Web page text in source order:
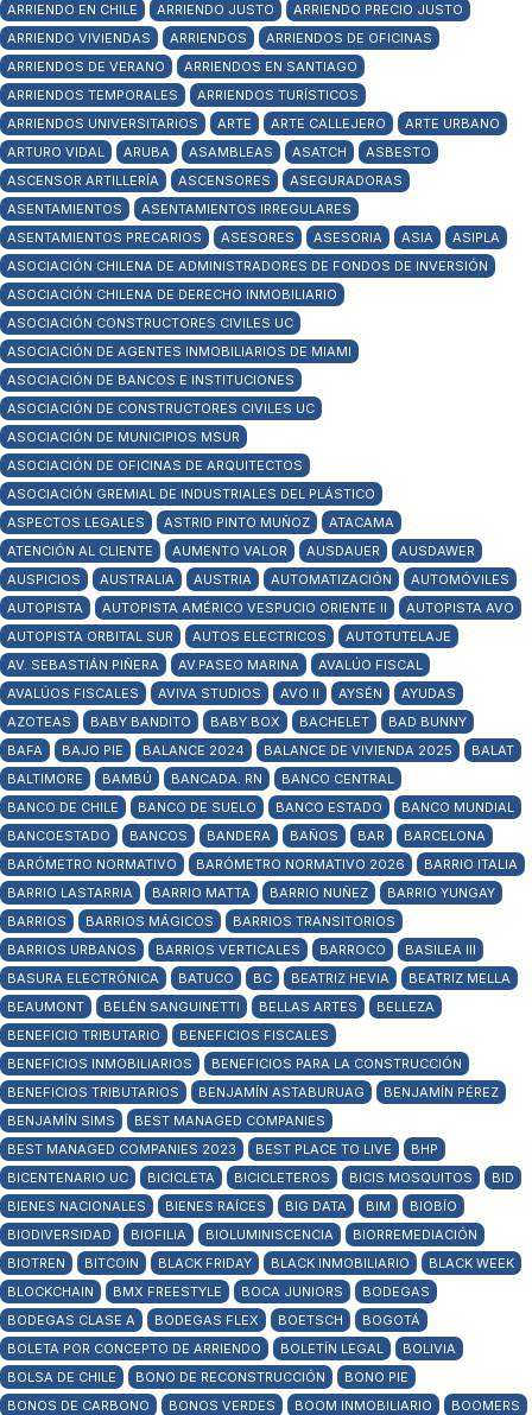
ARRIENDO EN CHILE
ARRIENDO JUSTO
ARRIENDO PRECIO JUSTO
ARRIENDO VIVIENDAS
ARRIENDOS
ARRIENDOS DE OFICINAS
ARRIENDOS DE VERANO
ARRIENDOS EN SANTIAGO
ARRIENDOS TEMPORALES
ARRIENDOS TURÍSTICOS
ARRIENDOS UNIVERSITARIOS
ARTE ARTE CALLEJERO
ARTE URBANO
ARTURO VIDAL
ARUBA ASAMBLEAS ASATCH
ASBESTO
ASCENSOR ARTILLERÍA
ASCENSORES
ASEGURADORAS
ASENTAMIENTOS
ASENTAMIENTOS IRREGULARES
ASENTAMIENTOS PRECARIOS
ASESORES ASESORIA ASIA
ASIPLA
ASOCIACIÓN CHILENA DE ADMINISTRADORES DE FONDOS DE INVERSIÓN
ASOCIACIÓN CHILENA DE DERECHO INMOBILIARIO
ASOCIACIÓN CONSTRUCTORES CIVILES UC
ASOCIACIÓN DE AGENTES INMOBILIARIOS DE MIAMI
ASOCIACIÓN DE BANCOS E INSTITUCIONES
ASOCIACIÓN DE CONSTRUCTORES CIVILES UC
ASOCIACIÓN DE MUNICIPIOS MSUR
ASOCIACIÓN DE OFICINAS DE ARQUITECTOS
ASOCIACIÓN GREMIAL DE INDUSTRIALES DEL PLÁSTICO
ASPECTOS LEGALES
ASTRID PINTO MUÑOZ
ATACAMA
ATENCIÓN AL CLIENTE
AUMENTO VALOR AUSDAUER
AUSDAWER
AUSPICIOS
AUSTRALIA AUSTRIA AUTOMATIZACIÓN
AUTOMÓVILES
AUTOPISTA
AUTOPISTA AMÉRICO VESPUCIO ORIENTE II
AUTOPISTA AVO
AUTOPISTA ORBITAL SUR
AUTOS ELECTRICOS
AUTOTUTELAJE
AV. SEBASTIÁN PIÑERA
AV.PASEO MARINA
AVALÚO FISCAL
AVALÚOS FISCALES
AVIVA STUDIOS AVO II AYSÉN
AYUDAS
AZOTEAS
BABY BANDITO BABY BOX BACHELET
BAD BUNNY
BAFA
BAJO PIE BALANCE 2024 BALANCE DE VIVIENDA 2025
BALAT
BALTIMORE
BAMBÚ BANCADA. RN
BANCO CENTRAL
BANCO DE CHILE
BANCO DE SUELO BANCO ESTADO
BANCO MUNDIAL
BANCOESTADO
BANCOS BANDERA BAÑOS BAR
BARCELONA
BARÓMETRO NORMATIVO
BARÓMETRO NORMATIVO 2026
BARRIO ITALIA
BARRIO LASTARRIA
BARRIO MATTA BARRIO NUÑEZ
BARRIO YUNGAY
BARRIOS
BARRIOS MÁGICOS
BARRIOS TRANSITORIOS
BARRIOS URBANOS
BARRIOS VERTICALES BARROCO
BASILEA III
BASURA ELECTRÓNICA
BATUCO BC BEATRIZ HEVIA
BEATRIZ MELLA
BEAUMONT
BELÉN SANGUINETTI BELLAS ARTES
BELLEZA
BENEFICIO TRIBUTARIO
BENEFICIOS FISCALES
BENEFICIOS INMOBILIARIOS
BENEFICIOS PARA LA CONSTRUCCIÓN
BENEFICIOS TRIBUTARIOS
BENJAMÍN ASTABURUAG
BENJAMÍN PÉREZ
BENJAMÍN SIMS
BEST MANAGED COMPANIES
BEST MANAGED COMPANIES 2023
BEST PLACE TO LIVE
BHP
BICENTENARIO UC
BICICLETA BICICLETEROS BICIS MOSQUITOS
BID
BIENES NACIONALES
BIENES RAÍCES BIG DATA BIM
BIOBÍO
BIODIVERSIDAD
BIOFILIA BIOLUMINISCENCIA
BIORREMEDIACIÓN
BIOTREN
BITCOIN BLACK FRIDAY BLACK INMOBILIARIO
BLACK WEEK
BLOCKCHAIN
BMX FREESTYLE BOCA JUNIORS
BODEGAS
BODEGAS CLASE A
BODEGAS FLEX BOETSCH
BOGOTÁ
BOLETA POR CONCEPTO DE ARRIENDO
BOLETÍN LEGAL
BOLIVIA
BOLSA DE CHILE
BONO DE RECONSTRUCCIÓN
BONO PIE
BONOS DE CARBONO
BONOS VERDES BOOM INMOBILIARIO BOOMERS